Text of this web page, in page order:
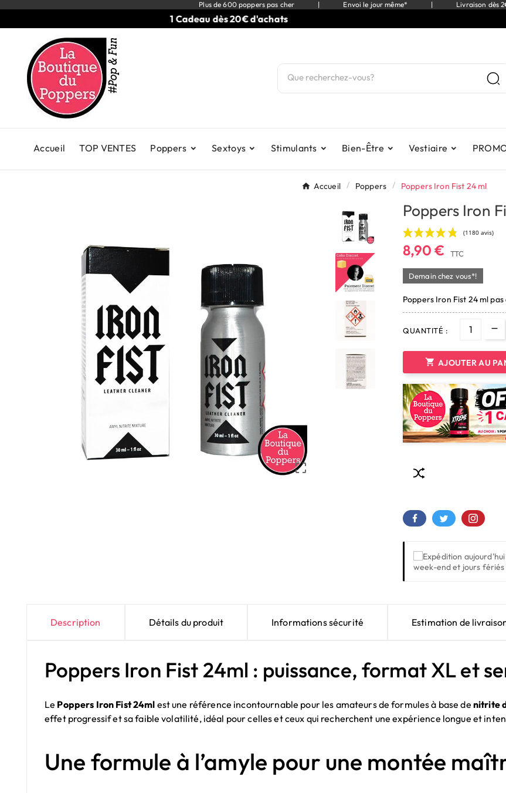
Plus de 600 poppers pas cher | Envoi le jour même* | Livraison dès
1 Cadeau dès 20€ d'achats
Accueil TOP VENTES Poppers Sextoys Stimulants Bien-Être Vestiaire
Accueil Poppers Poppers Iron Fist 24 ml

Poppers Iron
8,90 € TTC
Demain chez vous*!
Poppers Iron Fist 24 ml pas
QUANTITÉ :
 AJOUTER AU
week-end et jours fériés
Description Détails du produit Informations sécurité Estimation de
Poppers Iron Fist 24ml : puissance, format XL et
Le Poppers Iron Fist 24ml est une référence incontournable pour les amateurs de formules à base de nitrite
effet progressif et sa faible volatilité, idéal pour celles et ceux qui recherchent une expérience longue et
Une formule à l’amyle pour une montée